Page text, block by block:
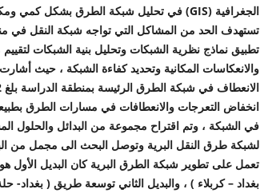
الجغرافية (GIS)
في تحليل شبكة الطرق بشكل كمي
تستهدف الحد من المشاكل التي تواجه شبكة النقل في
تطبيق نماذج نظرية الشبكات وتحليل بنية الشبكات
والانعكاسات المكانية وتحديد كفاءة الشبكة ، حيث
انخفاض التعرجات والانعطافات في مسارات الطرق
في الشبكة ، وتم اقتراح مجموعة من البدائل والحلول
لشبكة طرق النقل البرية وتوصل البحث الى مجمل من
تعمل على تطوير شبكة الطرق البرية كان البديل
بغداد – كربلاء ) ، والبديل الثاني توسعة طريق ( بغداد-